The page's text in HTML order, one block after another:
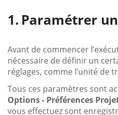
Paramétrer
Avant de commencer
nécessaire de définir un
réglages, comme l’unité de
Tous ces paramètres sont
Options - Préférences
vous effectuez sont